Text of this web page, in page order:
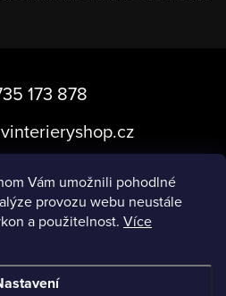
Vám umožnili pohodlné
provozu webu neustále
a použitelnost. Více
173 878